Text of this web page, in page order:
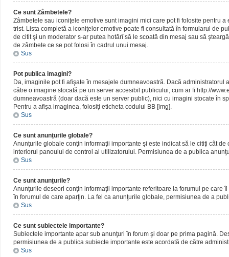
Ce sunt Zâmbetele?
Zâmbetele sau iconiţele emotive sunt imagini mici care pot fi folosite pentru
trist. Lista completă a iconiţelor emotive poate fi consultată în formularul de
de citit şi un moderator s-ar putea hotărî să le scoată din mesaj sau să
de zâmbete ce se pot folosi în cadrul unui mesaj.
Sus
Pot publica imagini?
Da, imaginile pot fi afişate în mesajele dumneavoastră. Dacă
către o imagine stocată pe un server accesibil publicului, cum ar fi http://
dumneavoastră (doar dacă este un server public), nici cu imagini stocate în
Pentru a afişa imaginea, folosiţi eticheta codului BB [img].
Sus
Ce sunt anunţurile globale?
Anunţurile globale conţin informaţii importante şi este indicat să le citiţi cât
interiorul panoului de control al utilizatorului. Permisiunea de a publica
Sus
Ce sunt anunţurile?
Anunţurile deseori conţin informaţii importante referitoare la forumul pe care
în forumul de care aparţin. La fel ca anunţurile globale, permisiunea de a
Sus
Ce sunt subiectele importante?
Subiectele importante apar sub anunţuri în forum şi doar pe prima pagină.
permisiunea de a publica subiecte importante este acordată de către
Sus